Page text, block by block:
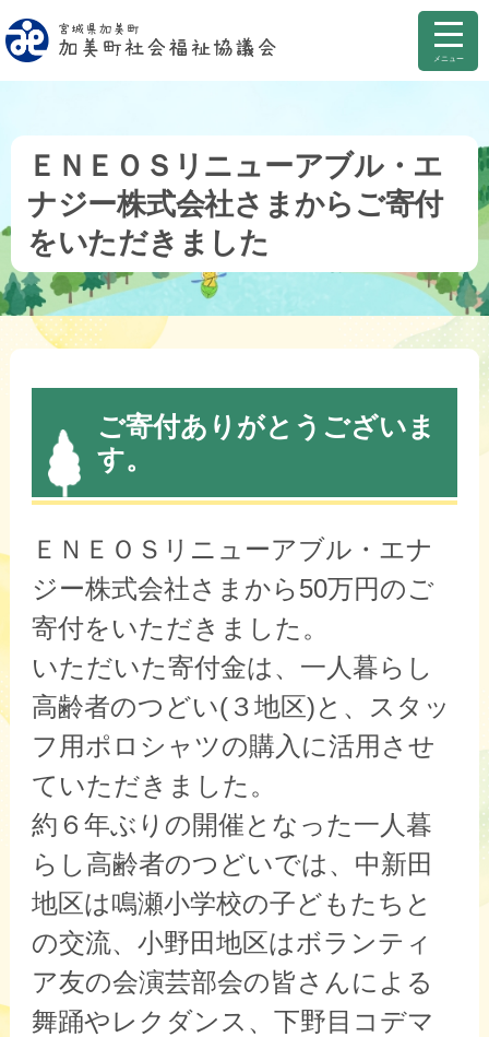
メニュー
ＥＮＥＯＳリニューアブル・エ
ナジー株式会社さまからご寄付
をいただきました
ご寄付ありがとうございま
す。
ＥＮＥＯＳリニューアブル・エナ
ジー株式会社さまから50万円のご
寄付をいただきました。
いただいた寄付金は、一人暮らし
高齢者のつどい(３地区)と、スタッ
フ用ポロシャツの購入に活用させ
ていただきました。
約６年ぶりの開催となった一人暮
らし高齢者のつどいでは、中新田
地区は鳴瀬小学校の子どもたちと
の交流、小野田地区はボランティ
ア友の会演芸部会の皆さんによる
舞踊やレクダンス、下野目コデマ